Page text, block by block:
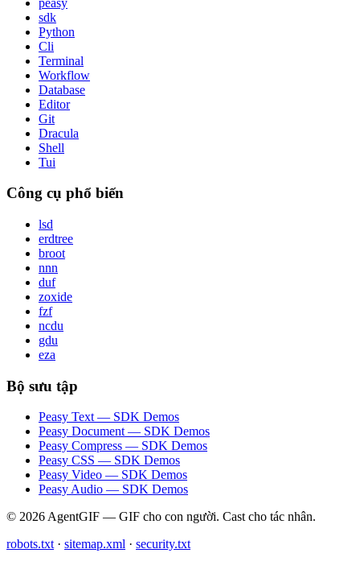
sdk
Python
Cli
Terminal
Workflow
Database
Editor
Git
Dracula
Shell
Tui
Công cụ phổ biến
lsd
erdtree
broot
nnn
duf
zoxide
fzf
ncdu
gdu
eza
Bộ sưu tập
Peasy Text — SDK Demos
Peasy Document — SDK Demos
Peasy Compress — SDK Demos
Peasy CSS — SDK Demos
Peasy Video — SDK Demos
Peasy Audio — SDK Demos
© 2026 AgentGIF — GIF cho con người. Cast cho tác nhân.
robots.txt · sitemap.xml · security.txt